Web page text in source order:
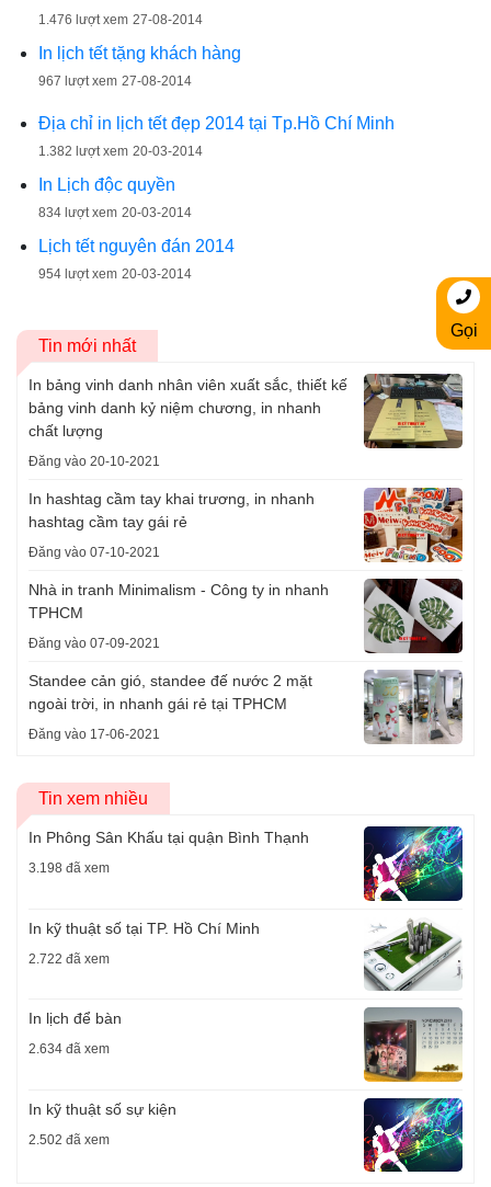
1.476 lượt xem 27-08-2014
In lịch tết tặng khách hàng
967 lượt xem 27-08-2014
Địa chỉ in lịch tết đẹp 2014 tại Tp.Hồ Chí Minh
1.382 lượt xem 20-03-2014
In Lịch độc quyền
834 lượt xem 20-03-2014
Lịch tết nguyên đán 2014
954 lượt xem 20-03-2014
Tin mới nhất
In bảng vinh danh nhân viên xuất sắc, thiết kế
bảng vinh danh kỷ niệm chương, in nhanh
chất lượng
Đăng vào 20-10-2021
In hashtag cầm tay khai trương, in nhanh
hashtag cầm tay gái rẻ
Đăng vào 07-10-2021
Nhà in tranh Minimalism - Công ty in nhanh
TPHCM
Đăng vào 07-09-2021
Standee cản gió, standee đế nước 2 mặt
ngoài trời, in nhanh gái rẻ tại TPHCM
Đăng vào 17-06-2021
Tin xem nhiều
In Phông Sân Khấu tại quận Bình Thạnh
3.198 đã xem
In kỹ thuật số tại TP. Hồ Chí Minh
2.722 đã xem
In lịch để bàn
2.634 đã xem
In kỹ thuật số sự kiện
2.502 đã xem
Gọi